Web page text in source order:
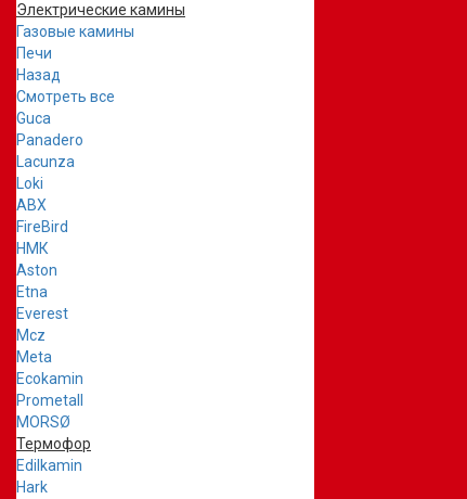
Электрические камины
Газовые камины
Печи
Назад
Смотреть все
Guca
Panadero
Lacunza
Loki
ABX
FireBird
НМК
Aston
Etna
Everest
Mcz
Meta
Ecokamin
Prometall
MORSØ
Термофор
Edilkamin
Hark